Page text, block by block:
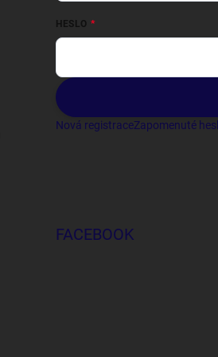
HESLO
Nová registraceZapomenuté
FACEBOOK